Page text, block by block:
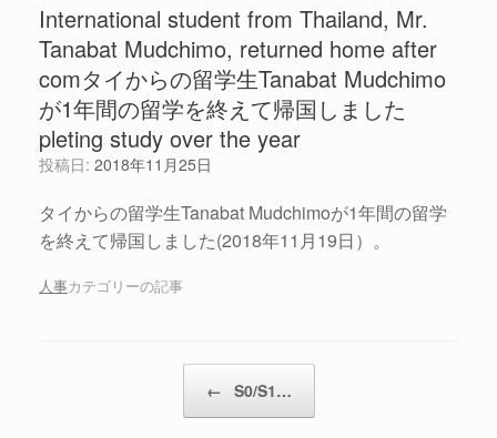
International student from Thailand, Mr.
Tanabat Mudchimo, returned home after
comタイからの留学生Tanabat Mudchimo
が1年間の留学を終えて帰国しました
pleting study over the year
投稿日: 2018年11月25日
タイからの留学生Tanabat Mudchimoが1年間の留学
を終えて帰国しました(2018年11月19日）。
人事カテゴリーの記事
← S0/S1…